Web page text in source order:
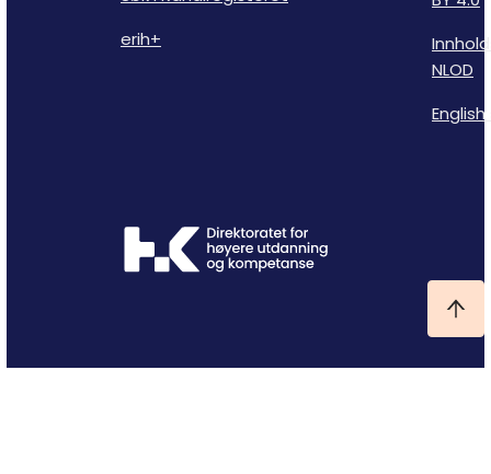
erih+
NLOD